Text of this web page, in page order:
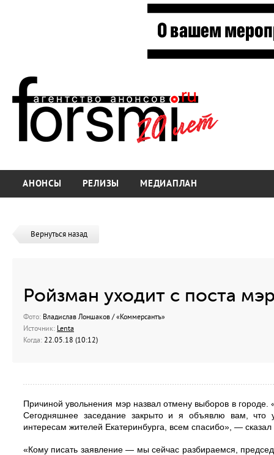
АНОНСЫ РЕЛИЗЫ МЕДИАПЛАН
Вернуться назад
Ройзман уходит с поста
Фото: Владислав Лоншаков / «Коммерсантъ»
Источник: Lenta
Когда: 22.05.18 (10:12)
Причиной увольнения мэр назвал отмену выборов в городе.
Сегодняшнее заседание закрыто и я объявлю вам, что
интересам жителей Екатеринбурга, всем спасибо», — сказал
«Кому писать заявление — мы сейчас разбираемся,